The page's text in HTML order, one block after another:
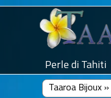
Perle di Tahiti
Taaroa Bijoux»